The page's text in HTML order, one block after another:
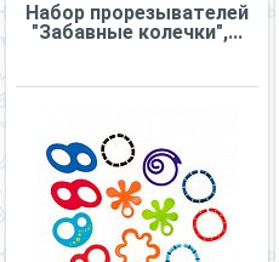
Набор прорезывателей
"Забавные колечки",...